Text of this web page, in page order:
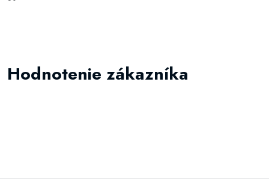
Hodnotenie zákazníka